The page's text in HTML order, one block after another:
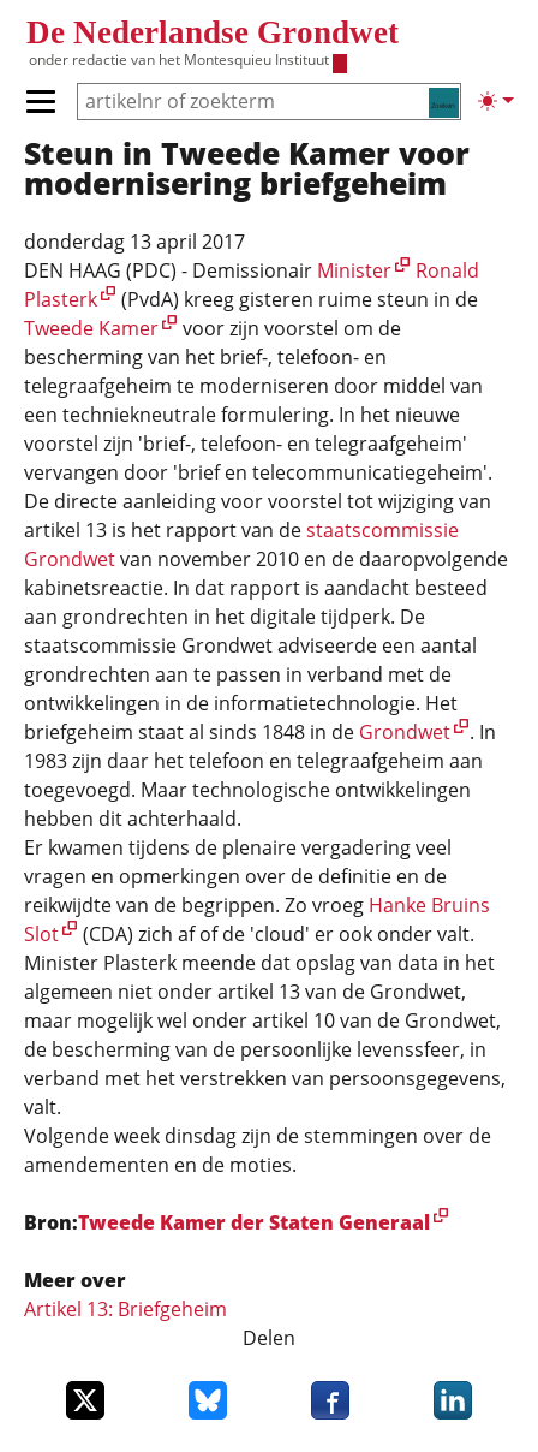
De Nederlandse Grondwet
onder redactie van het Montesquieu Instituut
Zoeken
Primair menu tonen/verbergen
Hoofdnavigatie
Steun in Tweede Kamer voor
modernisering briefgeheim
donderdag 13 april 2017
DEN HAAG (PDC) - Demissionair Minister
Ronald
Plasterk
(PvdA) kreeg gisteren ruime steun in de
Tweede Kamer
voor zijn voorstel om de
bescherming van het brief-, telefoon- en
telegraafgeheim te moderniseren door middel van
een techniekneutrale formulering. In het nieuwe
voorstel zijn 'brief-, telefoon- en telegraafgeheim'
vervangen door 'brief en telecommunicatiegeheim'.
De directe aanleiding voor voorstel tot wijziging van
artikel 13 is het rapport van destaatscommissie
Grondwetvan november 2010 en de daaropvolgende
kabinetsreactie. In dat rapport is aandacht besteed
aan grondrechten in het digitale tijdperk. De
staatscommissie Grondwet adviseerde een aantal
grondrechten aan te passen in verband met de
ontwikkelingen in de informatietechnologie. Het
briefgeheim staat al sinds 1848 in de Grondwet
. In
1983 zijn daar het telefoon en telegraafgeheim aan
toegevoegd. Maar technologische ontwikkelingen
hebben dit achterhaald.
Er kwamen tijdens de plenaire vergadering veel
vragen en opmerkingen over de definitie en de
reikwijdte van de begrippen. Zo vroeg Hanke Bruins
Slot
(CDA) zich af of de 'cloud' er ook onder valt.
Minister Plasterk meende dat opslag van data in het
algemeen niet onder artikel 13 van de Grondwet,
maar mogelijk wel onder artikel 10 van de Grondwet,
de bescherming van de persoonlijke levenssfeer, in
verband met het verstrekken van persoonsgegevens,
valt.
Volgende week dinsdag zijn de stemmingen over de
amendementen en de moties.
Bron:Tweede Kamer der Staten Generaal
Meer over
Artikel 13: Briefgeheim
Delen
Deel dit item op XDeel dit item op Bluesky
Deel dit item opDeel dit